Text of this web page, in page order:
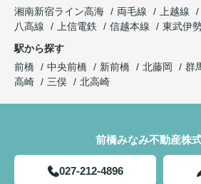
湘南新宿ライン高海
両毛線 上越線
八高線
上信電鉄 信越本線 東武伊
駅から探す
前橋
中央前橋 新前橋 北藤岡 群
高崎
三俣 北高崎
前橋みなみ不動産株
027-212-4896